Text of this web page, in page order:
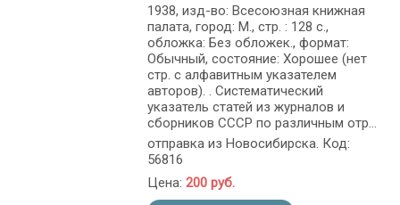
1938, изд-во: Всесоюзная книжная
палата, город: М., стр. : 128 с.,
обложка: Без обложек., формат:
Обычный, состояние: Хорошее (нет
стр. с алфавитным указателем
авторов). . Систематический
указатель статей из журналов и
сборников СССР по различным отр...
отправка из Новосибирска. Код:
56816
Цена: 200 руб.